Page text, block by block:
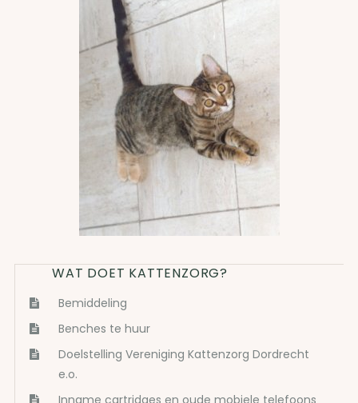
WAT DOET KATTENZORG?
Bemiddeling
Benches te huur
Doelstelling Vereniging Kattenzorg Dordrecht
e.o.
Inname cartridges en oude mobiele telefoons